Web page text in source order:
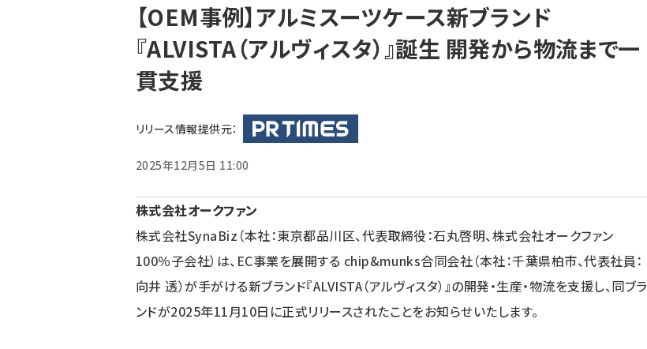
ン
く
ず
【OEM事例】アルミスーツケース新ブランド
『ALVISTA（アルヴィスタ）』誕生 開発から物流まで一
貫支援
リリース情報提供元：
2025年12月5日 11:00
株式会社オークファン
株式会社SynaBiz（本社：東京都品川区、代表取締役：石丸啓明、株式会社オークファン
100％子会社）は、EC事業を展開する chip&munks合同会社（本社：千葉県柏市、代表社員：
向井 透）が手がける新ブランド『ALVISTA（アルヴィスタ）』の開発・生産・物流を支援し、同ブラ
ンドが2025年11月10日に正式リリースされたことをお知らせいたします。
参加登録はこちら↑